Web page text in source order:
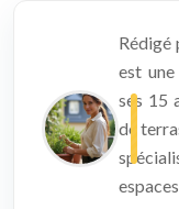
Rédigé
est
ses 15
de